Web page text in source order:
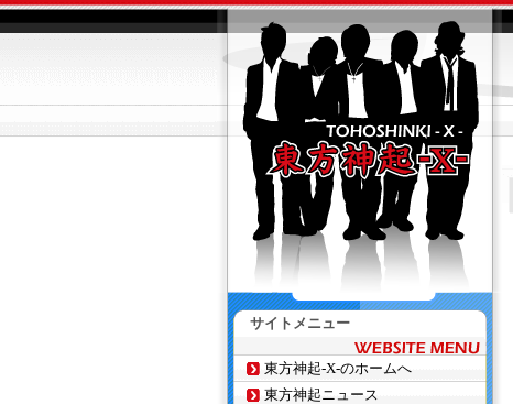
サイトメニュー
東方神起-X-のホームへ
東方神起ニュース